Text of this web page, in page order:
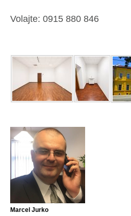
Volajte: 0915 880 846
Marcel Jurko